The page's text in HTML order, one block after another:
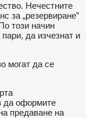
Нечестните
за „резервиране”
този начин
да изчезнат и
могат да се
да оформите
предаване на